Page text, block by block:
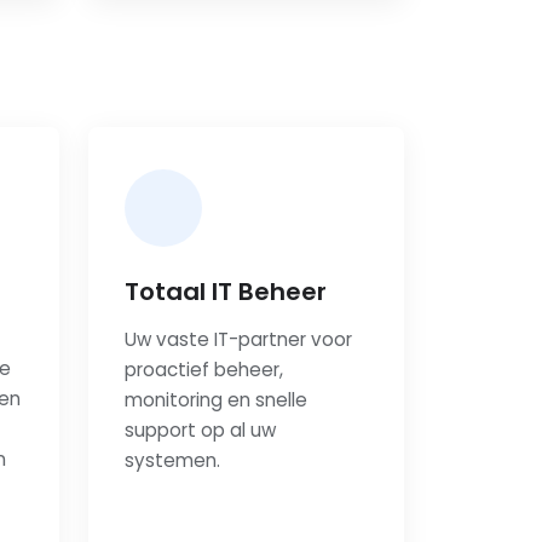
Totaal IT Beheer
Uw vaste IT-partner voor
proactief beheer,
monitoring en snelle
support op al uw
systemen.